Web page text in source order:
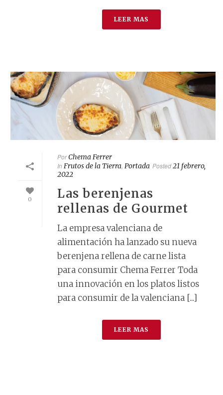
LEER MAS
0
PorChema Ferrer
In Frutos de la Tierra Portada Posted21 febrero,
2022
Las berenjenas
rellenas de Gourmet
La empresa valenciana de
alimentación ha lanzado su nueva
berenjena rellena de carne lista
para consumir Chema Ferrer Toda
una innovación en los platos listos
para consumir de la valenciana [...]
LEER MAS